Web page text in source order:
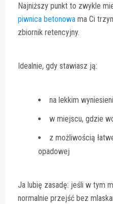
Najniższy punkt to zwykle
piwnica betonowa ma Ci
zbiornik retencyjny.
Idealnie, gdy stawiasz ją:
na lekkim
w miejscu, gdzie
z możliwością
opadowej
Ja lubię zasadę: jeśli w tym
normalnie przejść bez